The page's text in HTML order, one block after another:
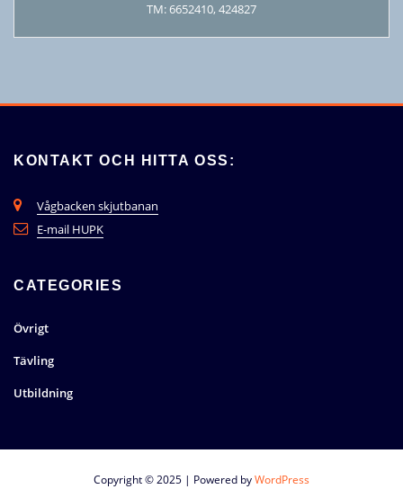
TM: 6652410, 424827
KONTAKT OCH HITTA OSS:
Vågbacken skjutbanan
E-mail HUPK
CATEGORIES
Övrigt
Tävling
Utbildning
Copyright © 2025 | Powered byWordPress